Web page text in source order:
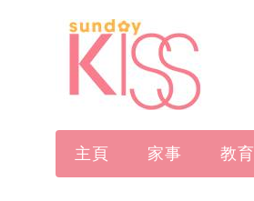
主頁 家事 教育